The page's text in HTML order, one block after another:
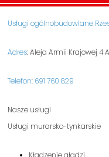
Usługi ogólnobudowlane
Adres: Aleja Armii Krajowej 4
Telefon: 691 760 829
Nasze usługi
Usługi murarsko-tynkarskie
Kładzenie gładzi